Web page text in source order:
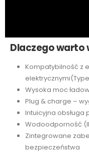
Dlaczego warto
Kompatybilność z
Wysoka moc
Plug & charge –
Intuicyjna obsługa
Wodoodporność
Zintegrowane
bezpieczeństwa